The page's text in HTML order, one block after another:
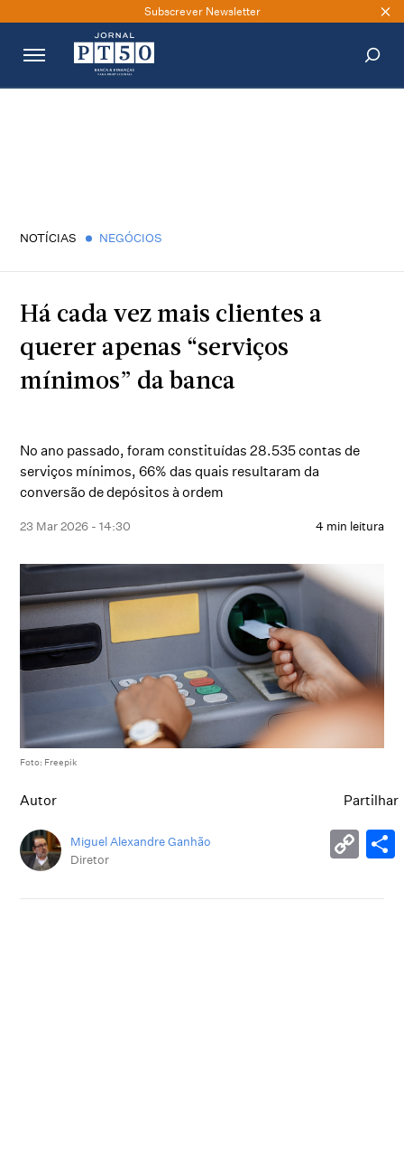
Subscrever Newsletter
NOTÍCIAS NEGÓCIOS
Há cada vez mais clientes a
querer apenas “serviços
mínimos” da banca
No ano passado, foram constituídas 28.535 contas de
serviços mínimos, 66% das quais resultaram da
conversão de depósitos à ordem
23 Mar 2026 - 14:30 4 min leitura
Foto: Freepik
Autor
Miguel Alexandre Ganhão
Diretor
Partilhar